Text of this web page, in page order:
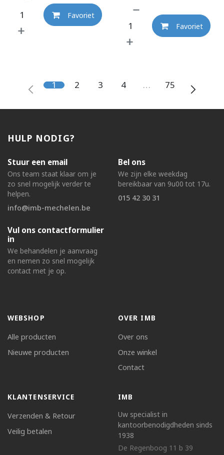
Favoriet
Favoriet
1 2 3 4 … 75
HULP NODIG?
Stuur een email
Ons team staat klaar om je
zo snel mogelijk verder te
helpen.
info@imb-mechelen.be
Bel ons
We zijn elke weekdag
bereikbaar van 9u00 tot 17u.
015 42 30 31
Vul ons contactformulier
in
We behandelen je aanvraag
en nemen zo snel mogelijk
contact met je op.
WEBSHOP
Alle producten
Nieuwe producten
OVER IMB
Over ons
Onze winkel
Contact
KLANTENSERVICE
Verzenden & Retour
Veilig betalen
IMB
Uw specialist in
kantoorbenodigdheden sinds
1938
De Regenboog 11 b 39